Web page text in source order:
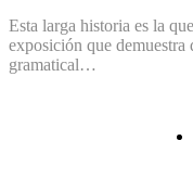
Esta larga historia es la
exposición que demuestra
gramatical…